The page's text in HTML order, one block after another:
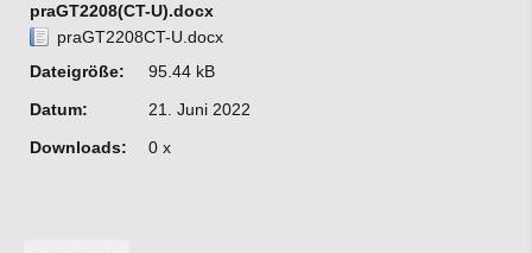
praGT2208(CT-U).docx
praGT2208CT-U.docx
Dateigröße:
95.44 kB
Datum:
21. Juni 2022
Downloads:
0 x